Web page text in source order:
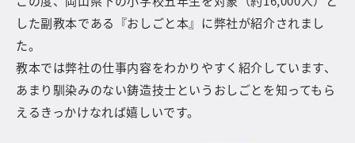
した副教本である『おしごと本』に弊社が紹介されまし
た。
教本では弊社の仕事内容をわかりやすく紹介しています、
あまり馴染みのない鋳造技士というおしごとを知ってもら
えるきっかけなれば嬉しいです。